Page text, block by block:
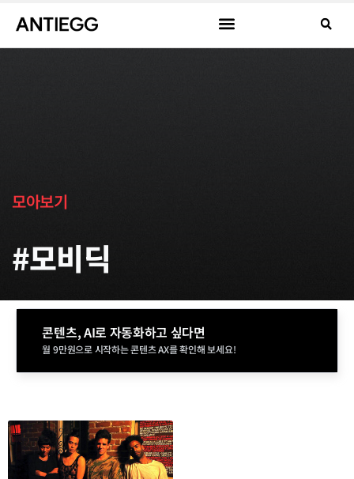
모아보기
#모비딕
콘텐츠, AI로 자동화하고 싶다면
월 9만원으로 시작하는 콘텐츠 AX를 확인해 보세요!